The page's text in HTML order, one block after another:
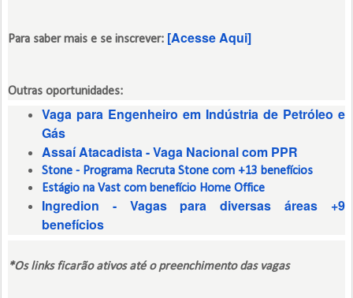
Para saber mais e se inscrever: [Acesse Aqui]
Outras oportunidades:
Vaga para Engenheiro em Indústria de Petróleo e
Gás
Assaí Atacadista - Vaga Nacional com PPR
Stone - Programa Recruta Stone com +13 benefícios
Estágio na Vast com benefício Home Office
Ingredion - Vagas para diversas áreas +9
benefícios
*Os links ficarão ativos até o preenchimento das vagas